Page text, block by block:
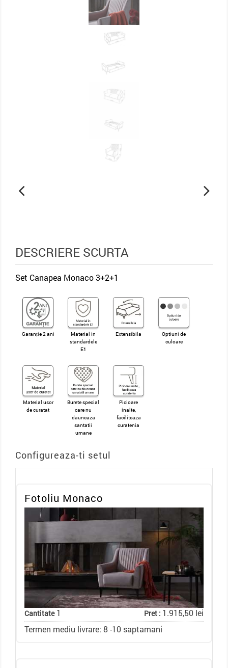
DESCRIERE SCURTA
Set Canapea Monaco 3+2+1
Garanție 2 ani
Material in
standardele
E1
Extensibila
Optiuni de
culoare
Material usor
de curatat
Burete special
care nu
dauneaza
santatii
umane
Picioare
inalte,
faciliteaza
curatenia
Configureaza-ti setul
Fotoliu Monaco
Cantitate1 Pret : 1.915,50 lei
Termen mediu livrare: 8 -10 saptamani